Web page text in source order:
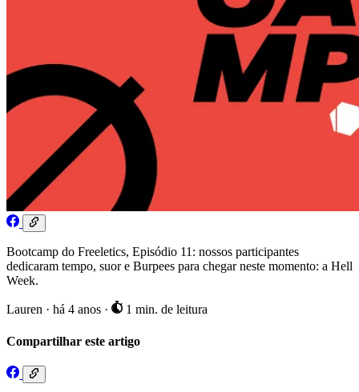
Bootcamp do Freeletics, Episódio 11: nossos participantes
dedicaram tempo, suor e Burpees para chegar neste momento: a Hell
Week.
Lauren · há 4 anos · 1 min. de leitura
Compartilhar este artigo